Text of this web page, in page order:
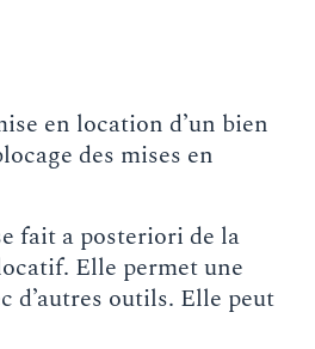
en location d’un bien
des mises en
fait a posteriori de la
Elle permet une
outils. Elle peut